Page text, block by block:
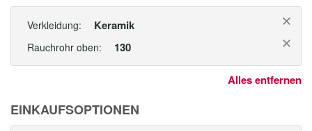
Verkleidung: Keramik
Rauchrohr oben: 130
Alles entfernen
EINKAUFSOPTIONEN